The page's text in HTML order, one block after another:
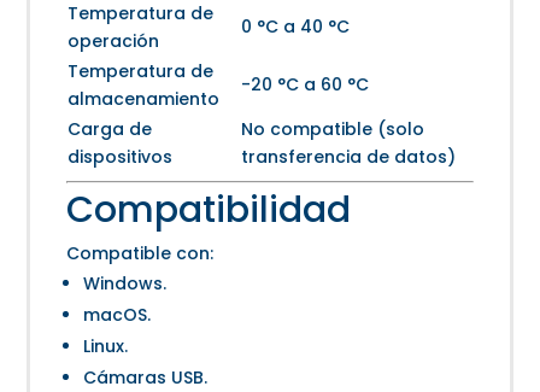
Temperatura de
operación
0 °C a 40 °C
Temperatura de
almacenamiento
-20 °C a 60 °C
Carga de
dispositivos
No compatible (solo
transferencia de datos)
Compatibilidad
Compatible con:
Windows.
macOS.
Linux.
Cámaras USB.